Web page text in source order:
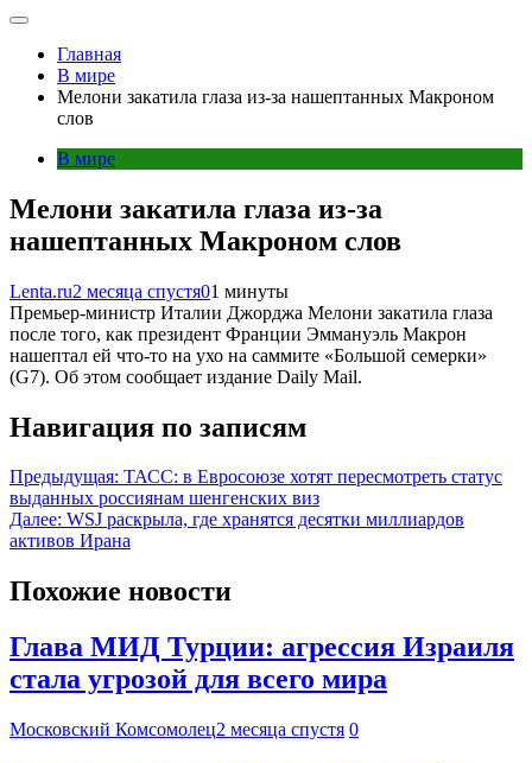
Главная
В мире
Мелони закатила глаза из-за нашептанных Макроном
слов
В мире
Мелони закатила глаза из-за
нашептанных Макроном слов
Lenta.ru2 месяца спустя01 минуты
Премьер-министр Италии Джорджа Мелони закатила глаза
после того, как президент Франции Эммануэль Макрон
нашептал ей что-то на ухо на саммите «Большой семерки»
(G7). Об этом сообщает издание Daily Mail.
Навигация по записям
Предыдущая: ТАСС: в Евросоюзе хотят пересмотреть статус
выданных россиянам шенгенских виз
Далее: WSJ раскрыла, где хранятся десятки миллиардов
активов Ирана
Похожие новости
Глава МИД Турции: агрессия Израиля
стала угрозой для всего мира
Московский Комсомолец2 месяца спустя 0